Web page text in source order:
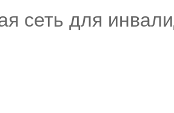
сеть для